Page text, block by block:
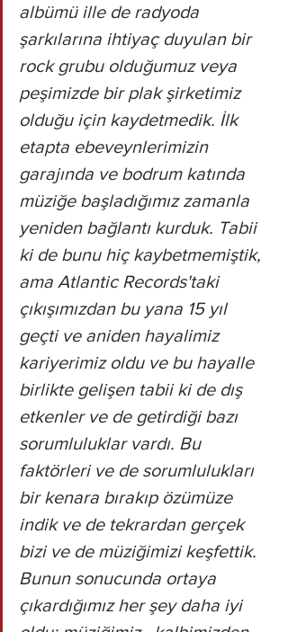
albümü ille de radyoda
şarkılarına ihtiyaç duyulan bir
rock grubu olduğumuz veya
peşimizde bir plak şirketimiz
olduğu için kaydetmedik. İlk
etapta ebeveynlerimizin
garajında ​​ve bodrum katında
müziğe başladığımız zamanla
yeniden bağlantı kurduk. Tabii
ki de bunu hiç kaybetmemiştik,
ama Atlantic Records'taki
çıkışımızdan bu yana 15 yıl
geçti ve aniden hayalimiz
kariyerimiz oldu ve bu hayalle
birlikte gelişen tabii ki de dış
etkenler ve de getirdiği bazı
sorumluluklar vardı. Bu
faktörleri ve de sorumlulukları
bir kenara bırakıp özümüze
indik ve de tekrardan gerçek
bizi ve de müziğimizi keşfettik.
Bunun sonucunda ortaya
çıkardığımız her şey daha iyi